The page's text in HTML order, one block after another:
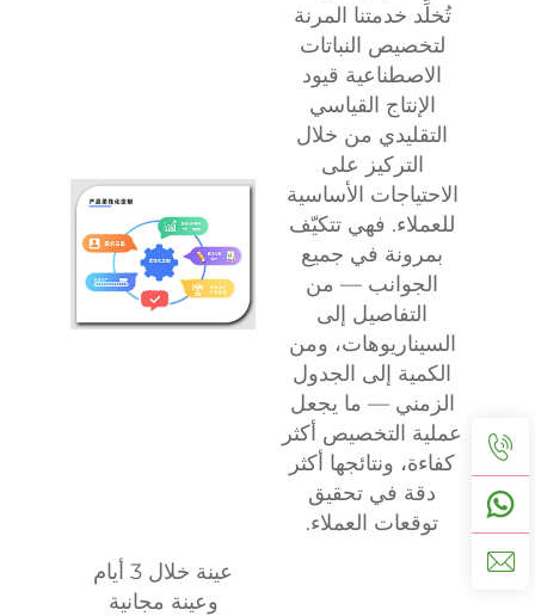
تُخلِّد خدمتنا المرنة
لتخصيص النباتات
الاصطناعية قيود
الإنتاج القياسي
التقليدي من خلال
التركيز على
الاحتياجات الأساسية
للعملاء. فهي تتكيّف
بمرونة في جميع
الجوانب — من
التفاصيل إلى
السيناريوهات، ومن
الكمية إلى الجدول
الزمني — ما يجعل
عملية التخصيص أكثر
كفاءة، ونتائجها أكثر
دقة في تحقيق
توقعات العملاء.
عينة خلال 3 أيام
وعينة مجانية